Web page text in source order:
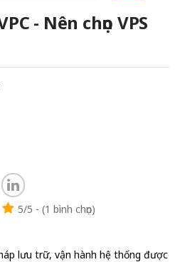
- Nên chọn VPS
5/5 - (1 bình chọn)
lưu trữ, vận hành hệ thống được